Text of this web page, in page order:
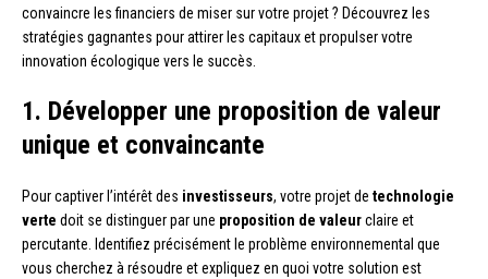
convaincre les financiers de miser sur votre projet ? Découvrez les
stratégies gagnantes pour attirer les capitaux et propulser votre
innovation écologique vers le succès.
1. Développer une proposition de valeur
unique et convaincante
Pour captiver l’intérêt des investisseurs, votre projet de technologie
verte doit se distinguer par une proposition de valeurclaire et
percutante. Identifiez précisément le problème environnemental que
vous cherchez à résoudre et expliquez en quoi votre solution est